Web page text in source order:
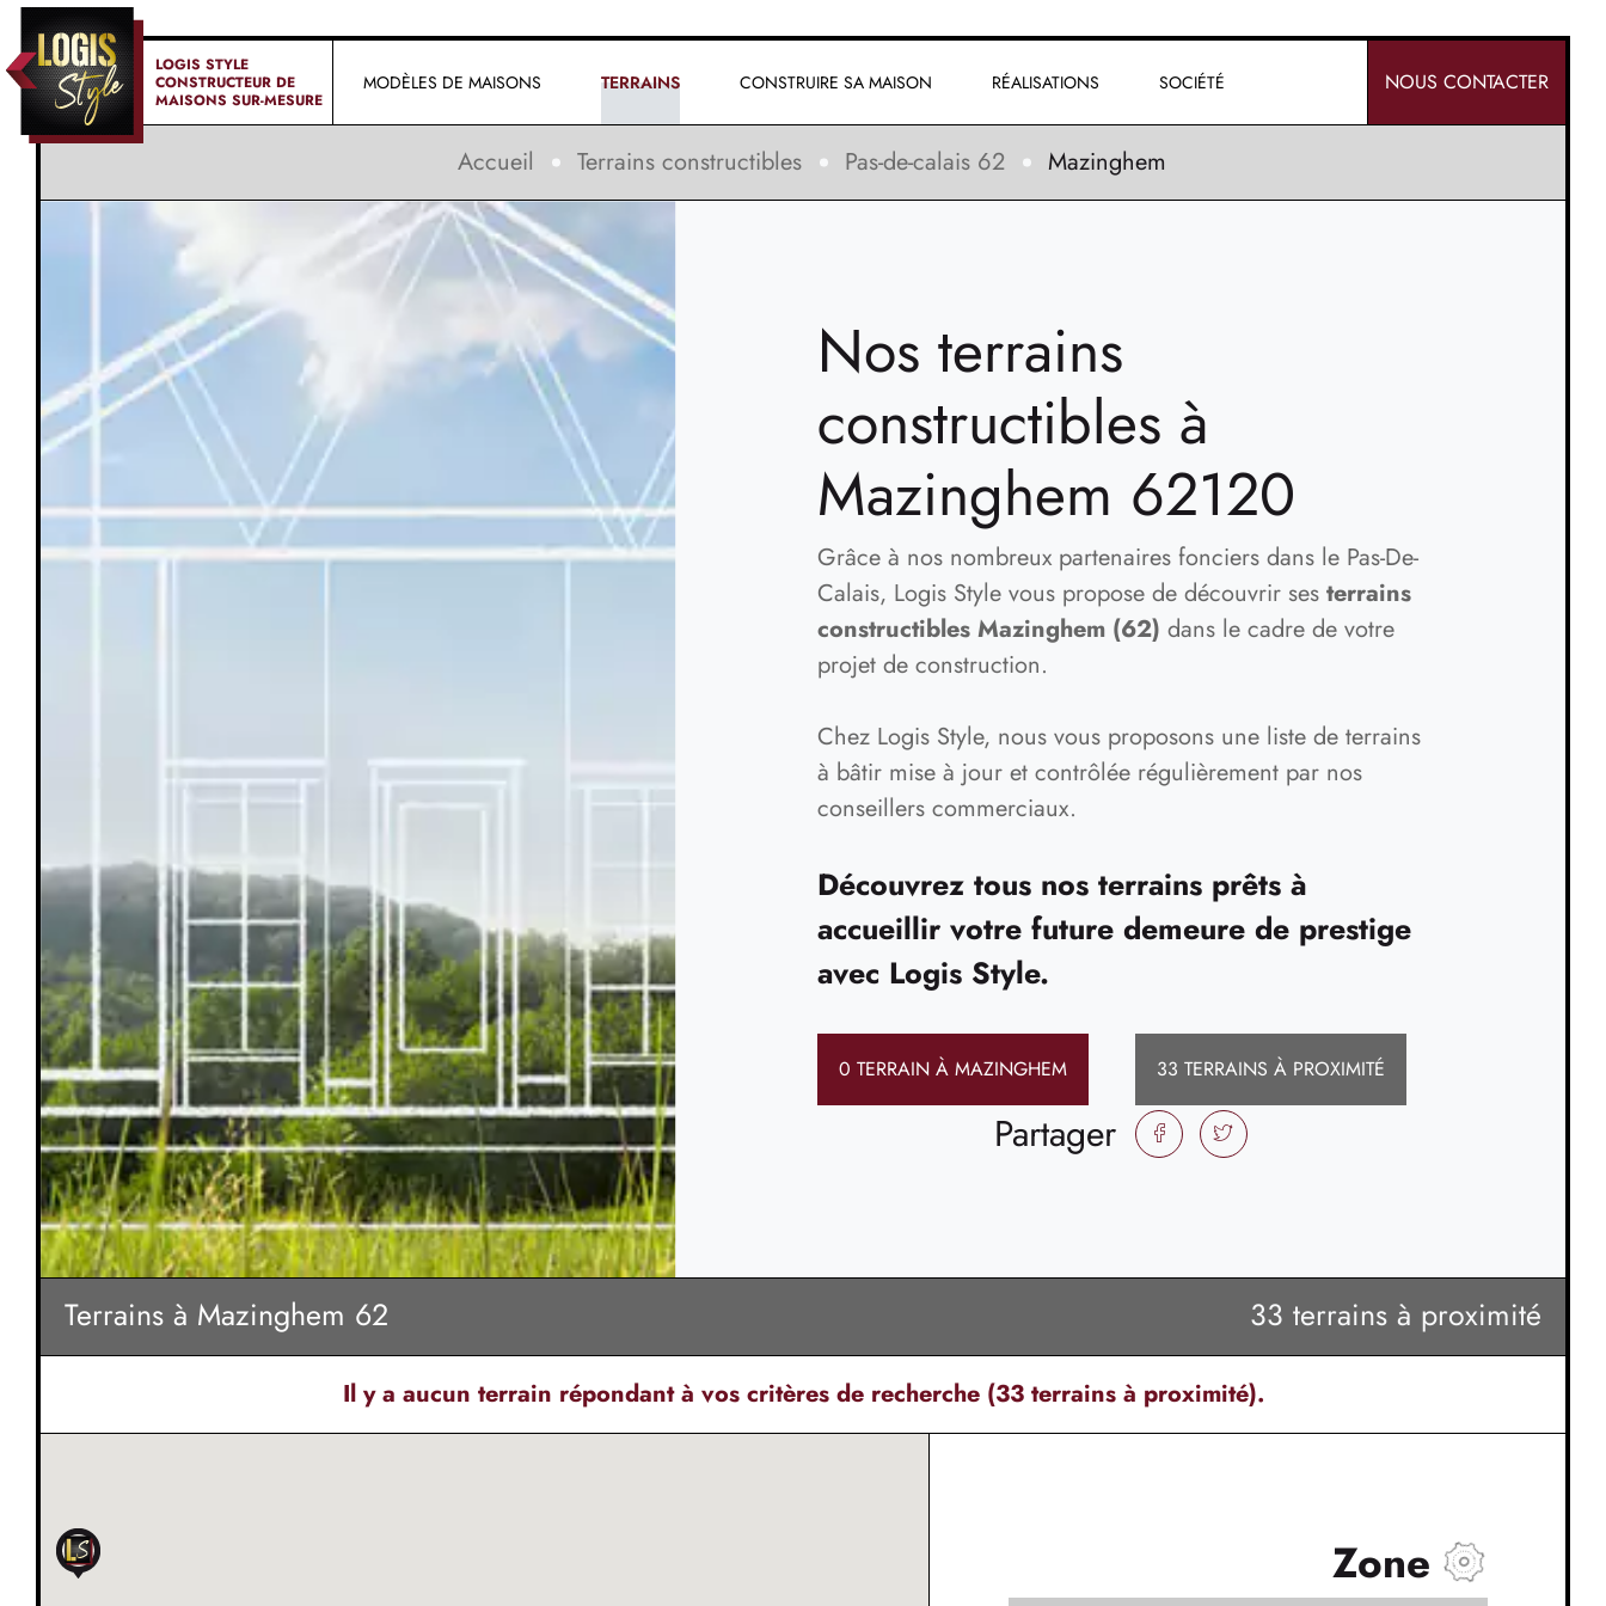
LOGIS STYLE
CONSTRUCTEUR DE
MAISONS SUR-MESURE
MODÈLES DE MAISONS TERRAINS CONSTRUIRE SA MAISON RÉALISATIONS SOCIÉTÉ NOUS CONTACTER
Accueil Terrains constructibles Pas-de-calais 62 Mazinghem
Nos terrains
constructibles à
Mazinghem 62120
Grâce à nos nombreux partenaires fonciers dans le Pas-De-
Calais, Logis Style vous propose de découvrir ses terrains
constructibles Mazinghem (62) dans le cadre de votre
projet de construction.
Chez Logis Style, nous vous proposons une liste de terrains
à bâtir mise à jour et contrôlée régulièrement par nos
conseillers commerciaux.
Découvrez tous nos terrains prêts à
accueillir votre future demeure de prestige
avec Logis Style.
0 TERRAIN À MAZINGHEM 33 TERRAINS À PROXIMITÉ
Partager FACEBOOKTWITTER
Terrains à Mazinghem 62 33 terrains à proximité
Il y a aucun terrain répondant à vos critères de recherche (33 terrains à proximité).
Zone